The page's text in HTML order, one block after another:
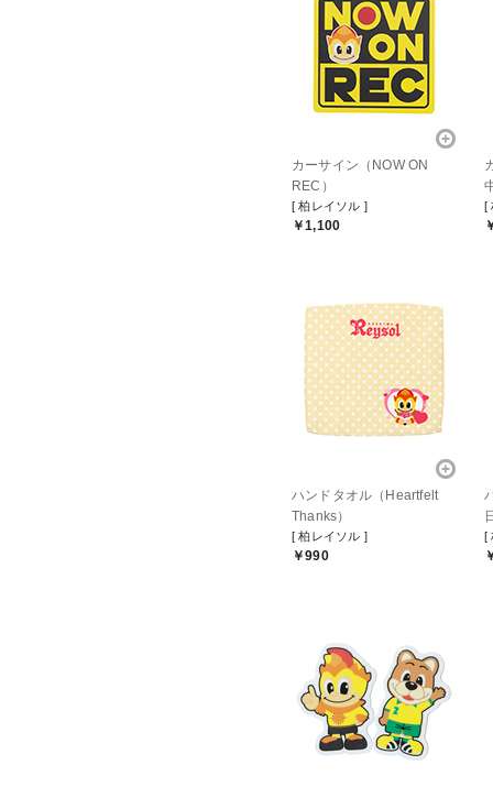
カーサイン（NOW ON
REC）
[ 柏レイソル ]
￥1,100
[
ハンドタオル（Heartfelt
Thanks）
[ 柏レイソル ]
￥990
[